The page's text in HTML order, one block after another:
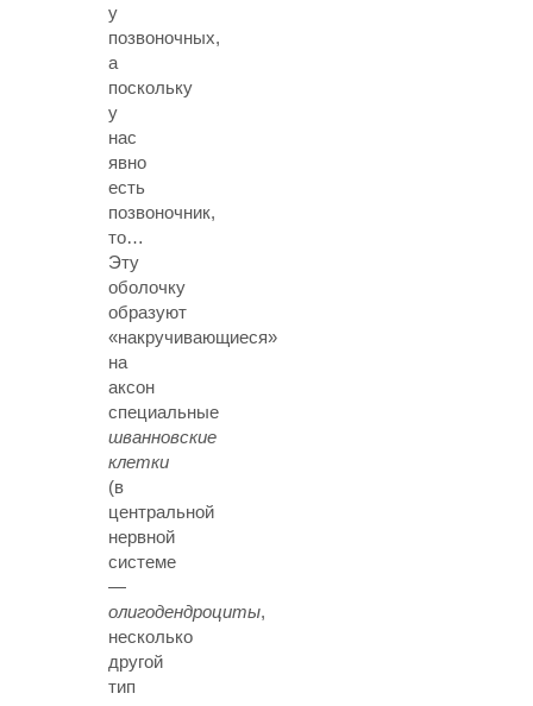
у
позвоночных,
а
поскольку
у
нас
явно
есть
позвоночник,
то…
Эту
оболочку
образуют
«накручивающиеся»
на
аксон
специальные
шванновские
клетки
(в
центральной
нервной
системе
—
олигодендроциты,
несколько
другой
тип